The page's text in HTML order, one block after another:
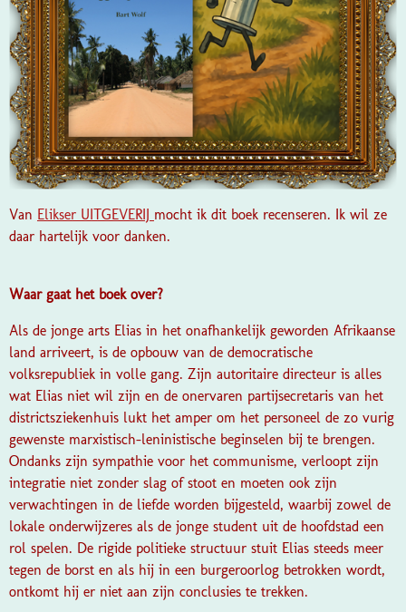
Van Elikser UITGEVERIJ mocht ik dit boek recenseren. Ik wil ze
daar hartelijk voor danken.
Waar gaat het boek over?
Als de jonge arts Elias in het onafhankelijk geworden Afrikaanse
land arriveert, is de opbouw van de democratische
volksrepubliek in volle gang. Zijn autoritaire directeur is alles
wat Elias niet wil zijn en de onervaren partijsecretaris van het
districtsziekenhuis lukt het amper om het personeel de zo vurig
gewenste marxistisch-leninistische beginselen bij te brengen.
Ondanks zijn sympathie voor het communisme, verloopt zijn
integratie niet zonder slag of stoot en moeten ook zijn
verwachtingen in de liefde worden bijgesteld, waarbij zowel de
lokale onderwijzeres als de jonge student uit de hoofdstad een
rol spelen. De rigide politieke structuur stuit Elias steeds meer
tegen de borst en als hij in een burgeroorlog betrokken wordt,
ontkomt hij er niet aan zijn conclusies te trekken.